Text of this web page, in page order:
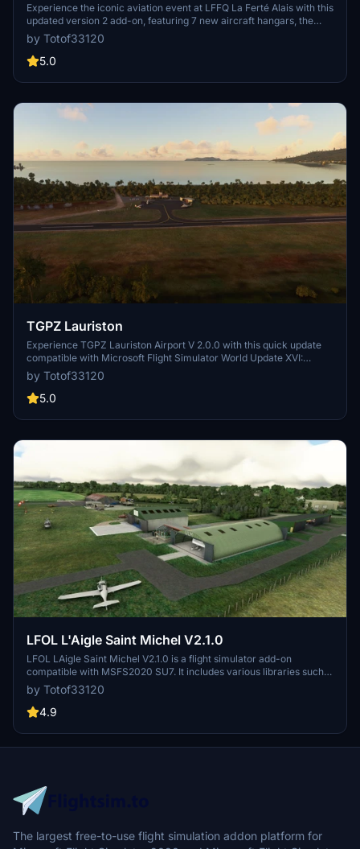
Experience the iconic aviation event at LFFQ La Ferté Alais with this
updated version 2 add-on, featuring 7 new aircraft hangars, the
Jean Salis museum, new planes, improved textures, and more.
Created using the MSFS SDK and authorized models, this scenery
offers enhanced details and immersive visuals for your flights in
by Totof33120
5.0
TGPZ Lauriston
Experience TGPZ Lauriston Airport V 2.0.0 with this quick update
compatible with Microsoft Flight Simulator World Update XVI:
Caribbean. This add-on features animated boat, flag, and character
elements. Make sure to install the required libraries for an
enhanced experience. Dont miss out on this latest version!
by Totof33120
5.0
LFOL L'Aigle Saint Michel V2.1.0
LFOL LAigle Saint Michel V2.1.0 is a flight simulator add-on
compatible with MSFS2020 SU7. It includes various libraries such
as aircraft, objects, helicopters, and vintage aircraft. Follow the
dependencies link for more information and enjoy detailed imagery
of dAlencon, lAigle, Mortagne, and Argentan. Additional nearby
by Totof33120
4.9
The largest free-to-use flight simulation addon platform for